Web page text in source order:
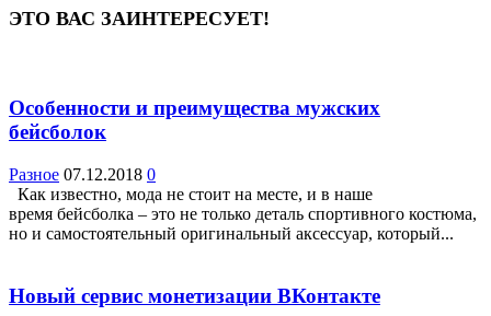
ЭТО ВАС ЗАИНТЕРЕСУЕТ!
Особенности и преимущества мужских
бейсболок
Разное 07.12.2018 0
Как известно, мода не стоит на месте, и в наше
время бейсболка – это не только деталь спортивного костюма,
но и самостоятельный оригинальный аксессуар, который...
Новый сервис монетизации ВКонтакте